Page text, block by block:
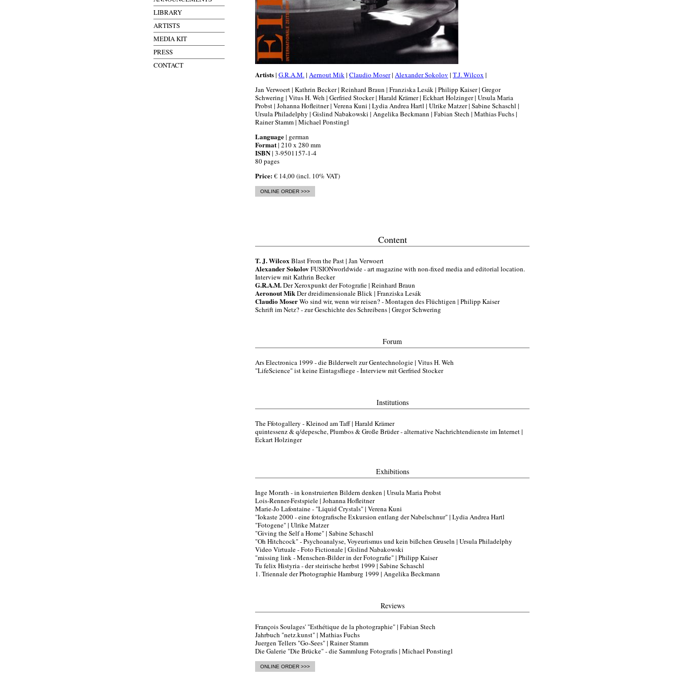
LIBRARY
ARTISTS
MEDIA KIT
PRESS
CONTACT
Artists| G.R.A.M.| Aernout Mik| Claudio Moser| Alexander Sokolov | T.J. Wilcox |
Jan Verwoert | Kathrin Becker | Reinhard Braun | Franziska Lesák | Philipp Kaiser | Gregor
Schwering | Vitus H. Weh | Gerfried Stocker | Harald Krämer | Eckhart Holzinger | Ursula Maria
Probst | Johanna Hofleitner | Verena Kuni | Lydia Andrea Hartl | Ulrike Matzer | Sabine Schaschl |
Ursula Philadelphy | Gislind Nabakowski | Angelika Beckmann | Fabian Stech | Mathias Fuchs |
Rainer Stamm | Michael Ponstingl
Language| german
Format| 210 x 280 mm
ISBN| 3-9501157-1-4
80 pages
Price:€ 14,00 (incl. 10% VAT)
ONLINE ORDER >>>
Content
T. J. WilcoxBlast From the Past | Jan Verwoert
Alexander SokolovFUSIONworldwide - art magazine with non-fixed media and editorial location.
Interview mit Kathrin Becker
G.R.A.M.Der Xeroxpunkt der Fotografie | Reinhard Braun
Aeronout MikDer dreidimensionale Blick | Franziska Lesák
Claudio MoserWo sind wir, wenn wir reisen? - Montagen des Flüchtigen | Philipp Kaiser
Schrift im Netz? - zur Geschichte des Schreibens | Gregor Schwering
Forum
Ars Electronica 1999 - die Bilderwelt zur Gentechnologie | Vitus H. Weh
"LifeScience" ist keine Eintagsfliege - Interview mit Gerfried Stocker
Institutions
The Ffotogallery - Kleinod am Taff | Harald Krämer
quintessenz & q/depesche, Plumbos & Große Brüder - alternative Nachrichtendienste im Internet |
Eckart Holzinger
Exhibitions
Inge Morath - in konstruierten Bildern denken | Ursula Maria Probst
Lois-Renner-Festspiele | Johanna Hofleitner
Marie-Jo Lafontaine - "Liquid Crystals" | Verena Kuni
"Iokaste 2000 - eine fotografische Exkursion entlang der Nabelschnur" | Lydia Andrea Hartl
"Fotogene" | Ulrike Matzer
"Giving the Self a Home" | Sabine Schaschl
"Oh Hitchcock" - Psychoanalyse, Voyeurismus und kein bißchen Gruseln | Ursula Philadelphy
Video Virtuale - Foto Fictionale | Gislind Nabakowski
"missing link - Menschen-Bilder in der Fotografie" | Philipp Kaiser
Tu felix Histyria - der steirische herbst 1999 | Sabine Schaschl
1. Triennale der Photographie Hamburg 1999 | Angelika Beckmann
Reviews
François Soulages' "Esthétique de la photographie" | Fabian Stech
Jahrbuch "netz.kunst" | Mathias Fuchs
Juergen Tellers "Go-Sees" | Rainer Stamm
Die Galerie "Die Brücke" - die Sammlung Fotografis | Michael Ponstingl
ONLINE ORDER >>>